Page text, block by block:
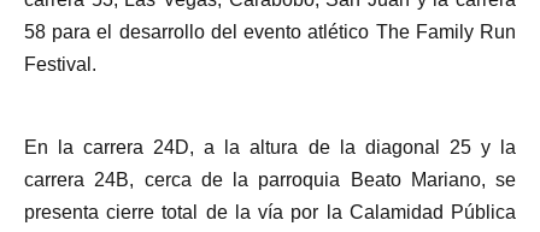
58 para el desarrollo del evento atlético The Family Run
Festival.
En la carrera 24D, a la altura de la diagonal 25 y la
carrera 24B, cerca de la parroquia Beato Mariano, se
presenta cierre total de la vía por la Calamidad Pública